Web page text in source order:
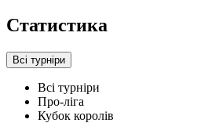
Статистика
Всі турніри
Всі турніри
Про-ліга
Кубок королів